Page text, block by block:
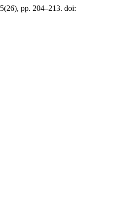
pp. 204–213. doi: